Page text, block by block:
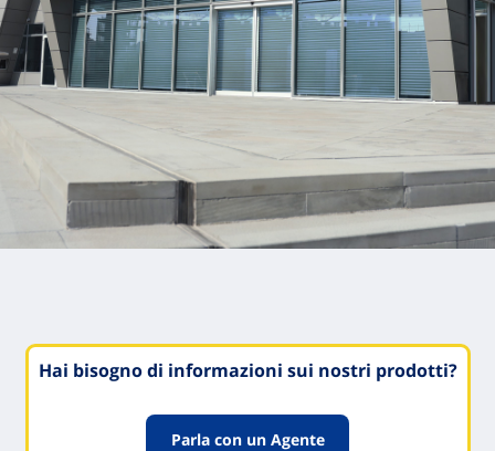
Hai bisogno di informazioni sui nostri prodotti?
Parla con un Agente